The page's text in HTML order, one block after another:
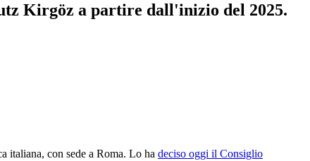
Kirgöz a partire dall'inizio del 2025.
italiana, con sede a Roma. Lo ha deciso oggi il Consiglio